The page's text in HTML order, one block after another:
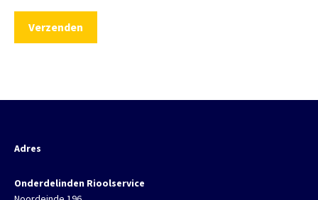
Adres
Onderdelinden Rioolservice